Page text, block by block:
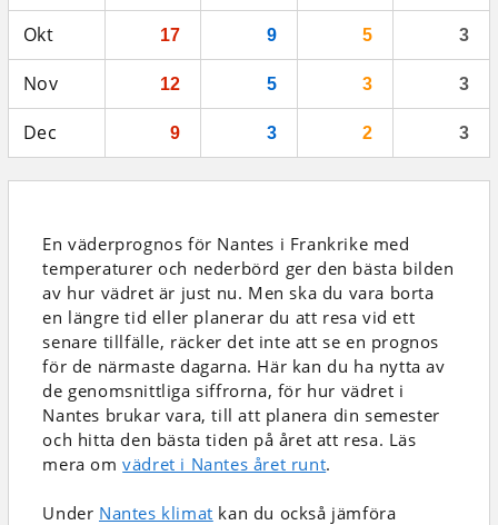
Okt 17 9 5 3
Nov 12 5 3 3
Dec 9 3 2 3
En väderprognos för Nantes i Frankrike med
temperaturer och nederbörd ger den bästa bilden
av hur vädret är just nu. Men ska du vara borta
en längre tid eller planerar du att resa vid ett
senare tillfälle, räcker det inte att se en prognos
för de närmaste dagarna. Här kan du ha nytta av
de genomsnittliga siffrorna, för hur vädret i
Nantes brukar vara, till att planera din semester
och hitta den bästa tiden på året att resa. Läs
mera omvädret i Nantes året runt.
Under Nantes klimat kan du också jämföra